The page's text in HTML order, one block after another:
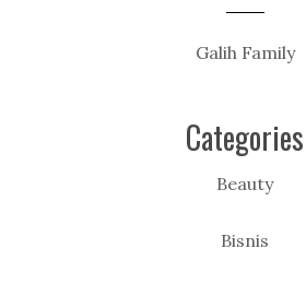
Galih Family
Categories
Beauty
Bisnis